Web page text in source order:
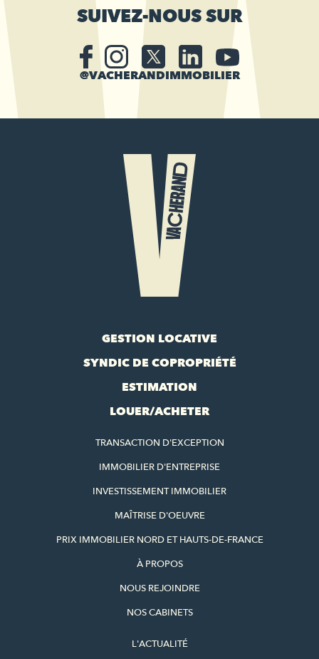
SUIVEZ-NOUS SUR
@VACHERANDIMMOBILIER
GESTION LOCATIVE
SYNDIC DE COPROPRIÉTÉ
ESTIMATION
LOUER/ACHETER
TRANSACTION D'EXCEPTION
IMMOBILIER D'ENTREPRISE
INVESTISSEMENT IMMOBILIER
MAÎTRISE D'OEUVRE
PRIX IMMOBILIER NORD ET HAUTS-DE-FRANCE
À PROPOS
NOUS REJOINDRE
NOS CABINETS
L'ACTUALITÉ